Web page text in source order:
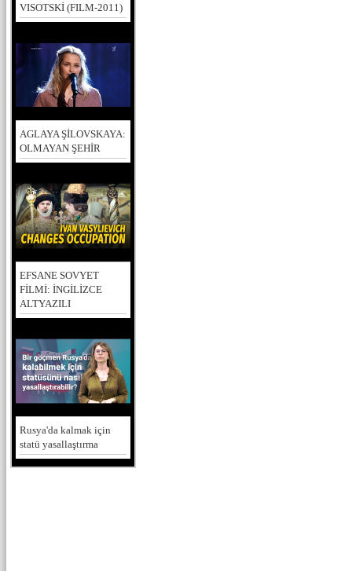
VISOTSKİ (FILM-2011)
AGLAYA ŞİLOVSKAYA:
OLMAYAN ŞEHİR
EFSANE SOVYET
FİLMİ: İNGİLİZCE
ALTYAZILI
Rusya'da kalmak için
statü yasallaştırma